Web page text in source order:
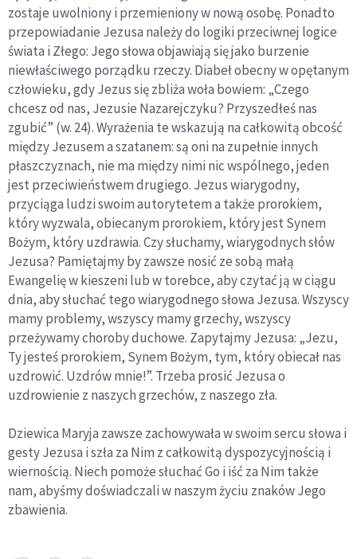
zostaje uwolniony i przemieniony w nową osobę. Ponadto
przepowiadanie Jezusa należy do logiki przeciwnej logice
świata i Złego: Jego słowa objawiają się jako burzenie
niewłaściwego porządku rzeczy. Diabeł obecny w opętanym
człowieku, gdy Jezus się zbliża woła bowiem: „Czego
chcesz od nas, Jezusie Nazarejczyku? Przyszedłeś nas
zgubić” (w. 24). Wyrażenia te wskazują na całkowitą obcość
między Jezusem a szatanem: są oni na zupełnie innych
płaszczyznach, nie ma między nimi nic wspólnego, jeden
jest przeciwieństwem drugiego. Jezus wiarygodny,
przyciąga ludzi swoim autorytetem a także prorokiem,
który wyzwala, obiecanym prorokiem, który jest Synem
Bożym, który uzdrawia. Czy słuchamy, wiarygodnych słów
Jezusa? Pamiętajmy by zawsze nosić ze sobą małą
Ewangelię w kieszeni lub w torebce, aby czytać ją w ciągu
dnia, aby słuchać tego wiarygodnego słowa Jezusa. Wszyscy
mamy problemy, wszyscy mamy grzechy, wszyscy
przeżywamy choroby duchowe. Zapytajmy Jezusa: „Jezu,
Ty jesteś prorokiem, Synem Bożym, tym, który obiecał nas
uzdrowić. Uzdrów mnie!”. Trzeba prosić Jezusa o
uzdrowienie z naszych grzechów, z naszego zła.
Dziewica Maryja zawsze zachowywała w swoim sercu słowa i
gesty Jezusa i szła za Nim z całkowitą dyspozycyjnością i
wiernością. Niech pomoże słuchać Go i iść za Nim także
nam, abyśmy doświadczali w naszym życiu znaków Jego
zbawienia.